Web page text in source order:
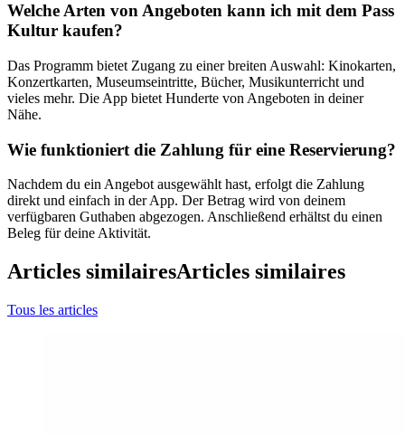
Welche Arten von Angeboten kann ich mit dem Pass
Kultur kaufen?
Das Programm bietet Zugang zu einer breiten Auswahl: Kinokarten,
Konzertkarten, Museumseintritte, Bücher, Musikunterricht und
vieles mehr. Die App bietet Hunderte von Angeboten in deiner
Nähe.
Wie funktioniert die Zahlung für eine Reservierung?
Nachdem du ein Angebot ausgewählt hast, erfolgt die Zahlung
direkt und einfach in der App. Der Betrag wird von deinem
verfügbaren Guthaben abgezogen. Anschließend erhältst du einen
Beleg für deine Aktivität.
Articles similairesArticles similaires
Tous les articles